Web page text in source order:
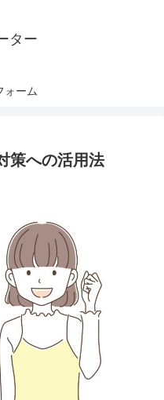
ター
ォーム
策への活用法